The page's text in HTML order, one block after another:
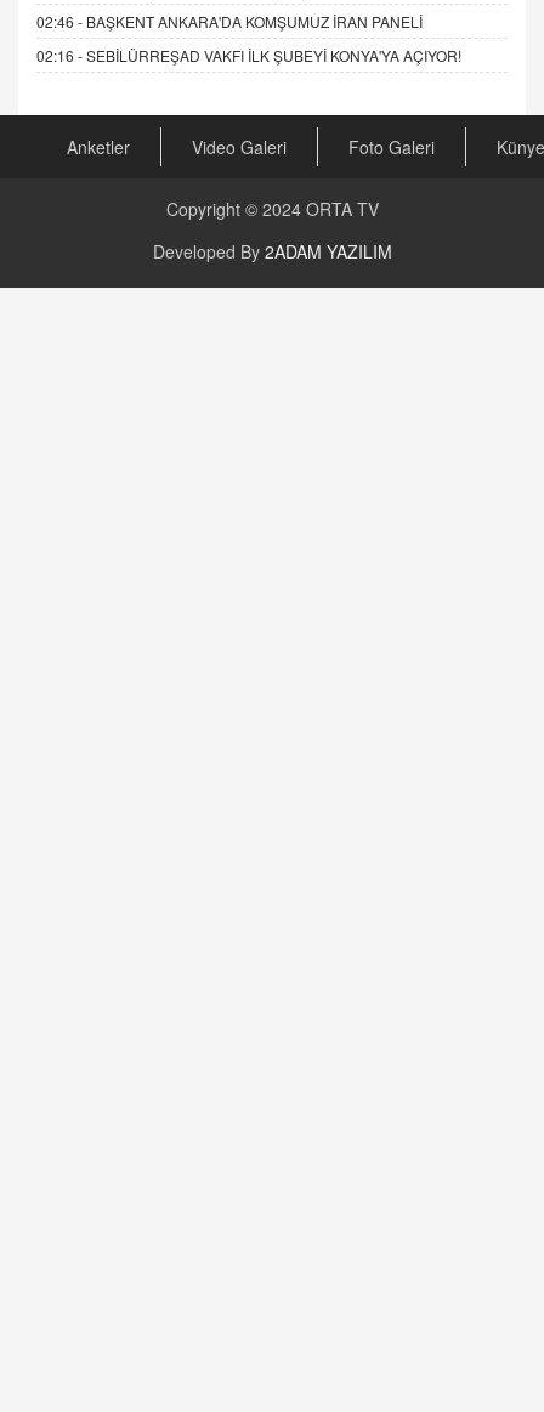
02:46 - BAŞKENT ANKARA'DA KOMŞUMUZ İRAN PANELİ
02:16 -SEBİLÜRREŞAD VAKFI İLK ŞUBEYİ KONYA'YA AÇIYOR!
Anketler Video Galeri Foto Galeri Künye
Copyright © 2024 ORTA TV
Developed By 2ADAM YAZILIM